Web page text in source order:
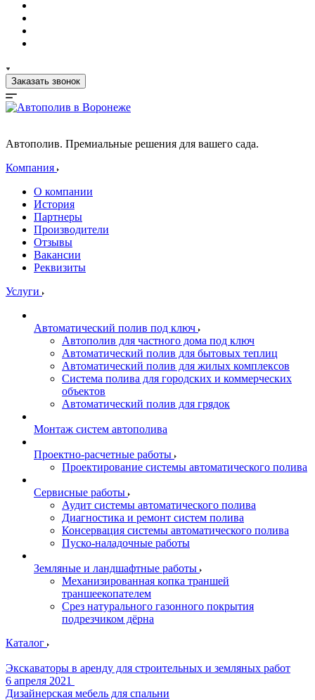
Заказать звонок
Автополив. Премиальные решения для вашего сада.
Компания
О компании
История
Партнеры
Производители
Отзывы
Вакансии
Реквизиты
Услуги
Автоматический полив под ключ
Автополив для частного дома под ключ
Автоматический полив для бытовых теплиц
Автоматический полив для жилых комплексов
Система полива для городских и коммерческих
объектов
Автоматический полив для грядок
Монтаж систем автополива
Проектно-расчетные работы
Проектирование системы автоматического полива
Сервисные работы
Аудит системы автоматического полива
Диагностика и ремонт систем полива
Консервация системы автоматического полива
Пуско-наладочные работы
Земляные и ландшафтные работы
Механизированная копка траншей
траншеекопателем
Срез натурального газонного покрытия
подрезчиком дёрна
Каталог
Экскаваторы в аренду для строительных и земляных работ
6 апреля 2021
Дизайнерская мебель для спальни